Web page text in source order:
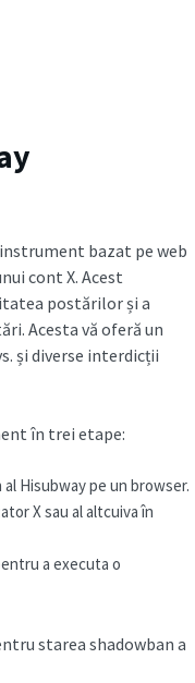
bazat pe web
cont X. Acest
postărilor și a
Acesta vă oferă un
și diverse interdicții
în trei etape:
Hisubway pe un browser.
X sau al altcuiva în
a executa o
starea shadowban a